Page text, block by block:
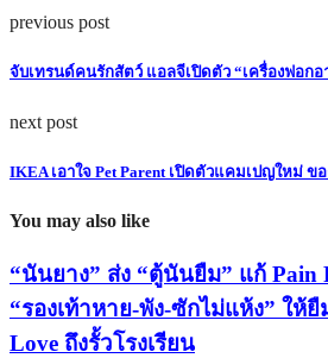
previous post
จับเทรนด์คนรักสัตว์ แอลจีเปิดตัว “เครื่องฟอก
next post
IKEA เอาใจ Pet Parent เปิดตัวแคมเปญใหม่ ข
You may also like
“นันยาง” ส่ง “ตู้นันยืม” แก้ Pain
“รองเท้าหาย-พัง-ซักไม่แห้ง” ให้
Love ถึงรั้วโรงเรียน